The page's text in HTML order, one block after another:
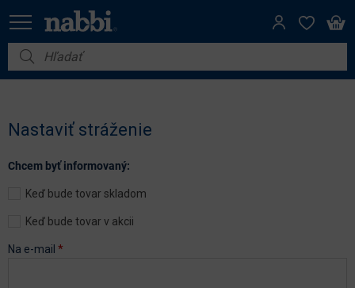
Nábytok
Dom a záhrada
Akcie
Nastaviť stráženie
Chcem byť informovaný:
Keď bude tovar skladom
Keď bude tovar v akcii
Na e-mail *